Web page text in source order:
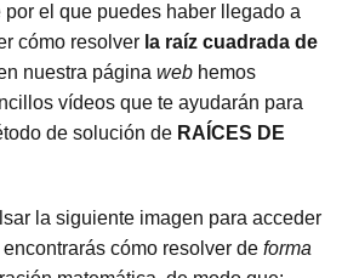
el que puedes haber llegado a
cómo resolver la raíz cuadrada de
nuestra página web hemos
vídeos que te ayudarán para
de solución de RAÍCES DE
la siguiente imagen para acceder
cómo resolver de forma